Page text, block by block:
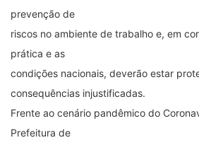
prevenção de
riscos no ambiente de trabalho e, em
prática e as
condições nacionais, deverão estar
consequências injustificadas.
Frente ao cenário pandêmico do
Prefeitura de